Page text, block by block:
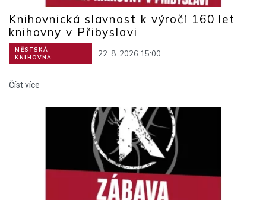
MĚSTSKÁ
KNIHOVNA
22. 8. 2026 15:00
Knihovnická slavnost k výročí 160 let
knihovny v Přibyslavi
Číst více